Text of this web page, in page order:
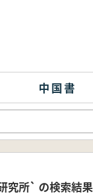
中国書
究所` の検索結果